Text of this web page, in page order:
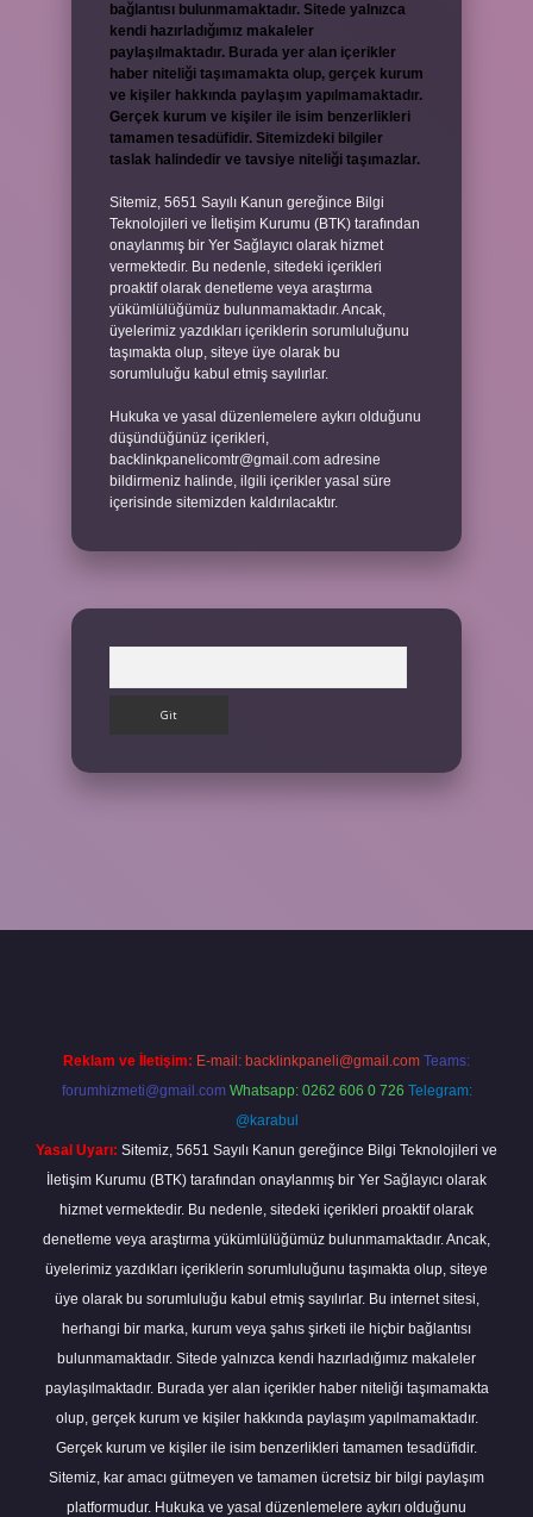
bağlantısı bulunmamaktadır. Sitede yalnızca
kendi hazırladığımız makaleler
paylaşılmaktadır. Burada yer alan içerikler
haber niteliği taşımamakta olup, gerçek kurum
ve kişiler hakkında paylaşım yapılmamaktadır.
Gerçek kurum ve kişiler ile isim benzerlikleri
tamamen tesadüfidir. Sitemizdeki bilgiler
taslak halindedir ve tavsiye niteliği taşımazlar.
Sitemiz, 5651 Sayılı Kanun gereğince Bilgi
Teknolojileri ve İletişim Kurumu (BTK) tarafından
onaylanmış bir Yer Sağlayıcı olarak hizmet
vermektedir. Bu nedenle, sitedeki içerikleri
proaktif olarak denetleme veya araştırma
yükümlülüğümüz bulunmamaktadır. Ancak,
üyelerimiz yazdıkları içeriklerin sorumluluğunu
taşımakta olup, siteye üye olarak bu
sorumluluğu kabul etmiş sayılırlar.
Hukuka ve yasal düzenlemelere aykırı olduğunu
düşündüğünüz içerikleri,
backlinkpanelicomtr@gmail.com adresine
bildirmeniz halinde, ilgili içerikler yasal süre
içerisinde sitemizden kaldırılacaktır.
Reklam ve İletişim: E-mail: backlinkpaneli@gmail.com Teams:
forumhizmeti@gmail.com Whatsapp: 0262 606 0 726 Telegram:
@karabul
Yasal Uyarı: Sitemiz, 5651 Sayılı Kanun gereğince Bilgi Teknolojileri ve
İletişim Kurumu (BTK) tarafından onaylanmış bir Yer Sağlayıcı olarak
hizmet vermektedir. Bu nedenle, sitedeki içerikleri proaktif olarak
denetleme veya araştırma yükümlülüğümüz bulunmamaktadır. Ancak,
üyelerimiz yazdıkları içeriklerin sorumluluğunu taşımakta olup, siteye
üye olarak bu sorumluluğu kabul etmiş sayılırlar. Bu internet sitesi,
herhangi bir marka, kurum veya şahıs şirketi ile hiçbir bağlantısı
bulunmamaktadır. Sitede yalnızca kendi hazırladığımız makaleler
paylaşılmaktadır. Burada yer alan içerikler haber niteliği taşımamakta
olup, gerçek kurum ve kişiler hakkında paylaşım yapılmamaktadır.
Gerçek kurum ve kişiler ile isim benzerlikleri tamamen tesadüfidir.
Sitemiz, kar amacı gütmeyen ve tamamen ücretsiz bir bilgi paylaşım
platformudur. Hukuka ve yasal düzenlemelere aykırı olduğunu